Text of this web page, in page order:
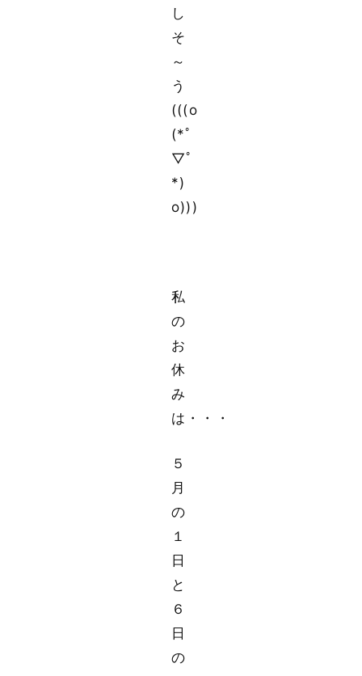
し
そ
～
う
(((o
(*ﾟ
▽ﾟ
*)
o)))
私
の
お
休
み
は・・・
５
月
の
１
日
と
６
日
の